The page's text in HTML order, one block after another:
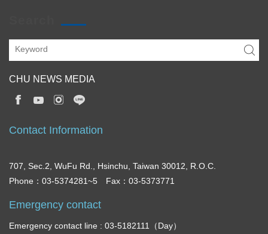
CHU NEWS MEDIA
Contact Information
707, Sec.2, WuFu Rd., Hsinchu, Taiwan 30012, R.O.C.
Phone：03-5374281~5 Fax：03-5373771
Emergency contact
Emergency contact line : 03-5182111（Day）